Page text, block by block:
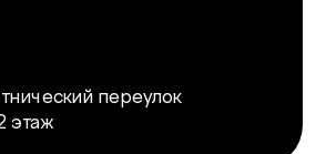
переулок
этаж